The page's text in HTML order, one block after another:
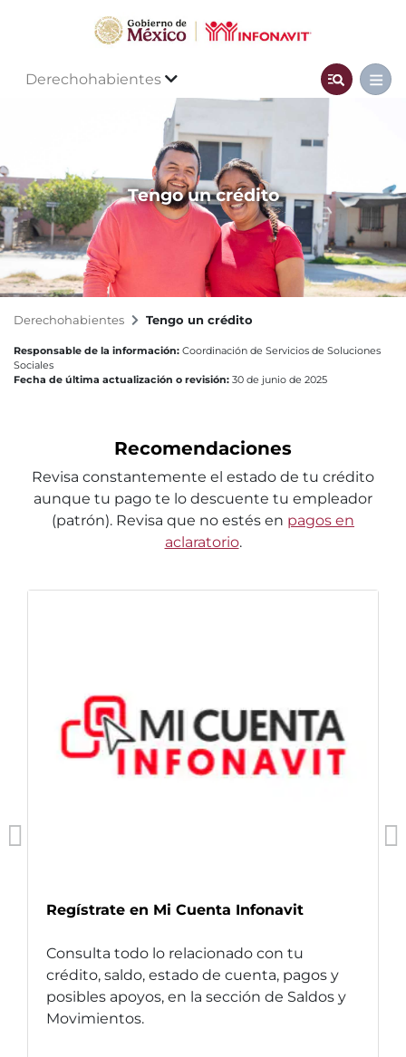
Derechohabientes
Tengo un crédito
Derechohabientes Tengo un crédito
Responsable de la información: Coordinación de Servicios de Soluciones
Sociales
Fecha de última actualización o revisión: 30 de junio de 2025
Recomendaciones
Revisa constantemente el estado de tu crédito
aunque tu pago te lo descuente tu empleador
(patrón). Revisa que no estés en pagos en
aclaratorio.
Regístrate en Mi Cuenta Infonavit
Consulta todo lo relacionado con tu
crédito, saldo, estado de cuenta, pagos y
posibles apoyos, en la sección de Saldos y
Movimientos.